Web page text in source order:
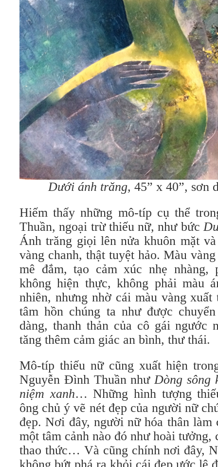
Dưới ánh trăng, 45” x 40”, sơn
Hiếm thấy những mô-típ cụ thể
Thuần, ngoại trừ thiếu nữ, như bức
Ánh trăng giọi lên nửa khuôn mặt
vàng chanh, thật tuyệt hảo. Màu
mê đắm, tạo cảm xúc nhẹ nhàng,
không hiện thực, không phải màu
nhiên, nhưng nhờ cái màu vàng xuất
tâm hồn chúng ta như được
dàng, thanh thản của cô gái ngước
tăng thêm cảm giác an bình, thư thái.
Mô-típ thiếu nữ cũng xuất hiện
Nguyễn Đình Thuần nhưDòng sông
niệm xanh… Những hình tượng
ông chủ ý vẽ nét đẹp của người nữ
đẹp. Nơi đây, người nữ hóa thân làm
một tâm cảnh nào đó như hoài tưởng,
thao thức… Và cũng chính nơi đây,